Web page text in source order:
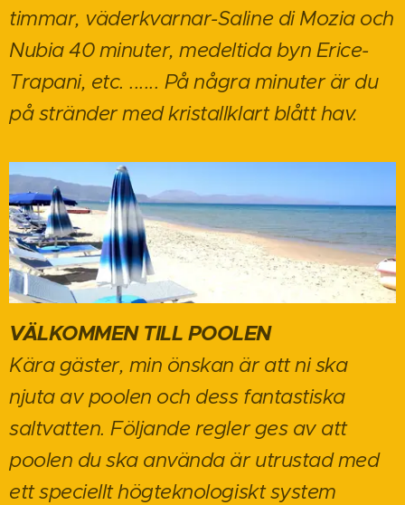
timmar, väderkvarnar-Saline di Mozia och
Nubia 40 minuter, medeltida byn Erice-
Trapani, etc. ...... På några minuter är du
på stränder med kristallklart blått hav.
VÄLKOMMEN TILL POOLEN
Kära gäster, min önskan är att ni ska
njuta av poolen och dess fantastiska
saltvatten. Följande regler ges av att
poolen du ska använda är utrustad med
ett speciellt högteknologiskt system